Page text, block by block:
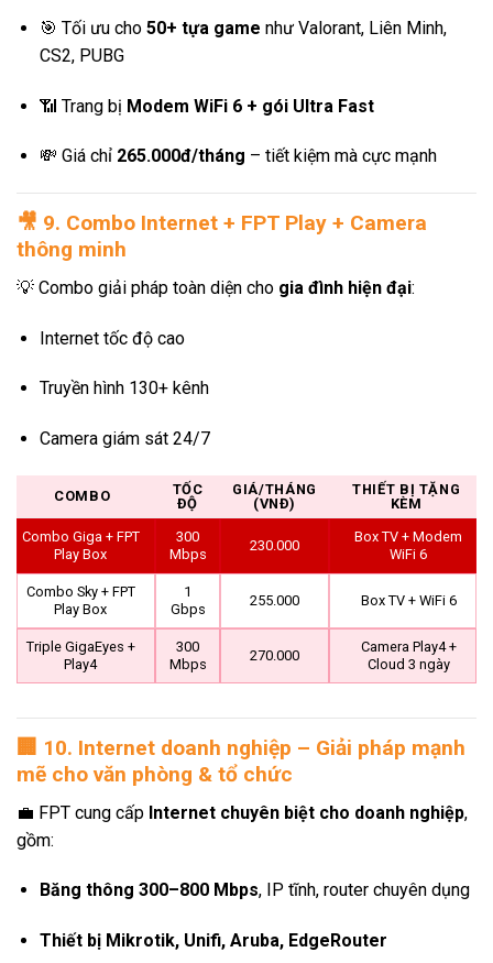
🎯 Tối ưu cho 50+ tựa game như Valorant, Liên Minh,
CS2, PUBG
📶 Trang bị Modem WiFi 6 + gói Ultra Fast
💸 Giá chỉ 265.000đ/tháng – tiết kiệm mà cực mạnh
🎥 9. Combo Internet + FPT Play + Camera
thông minh
💡 Combo giải pháp toàn diện cho gia đình hiện đại:
Internet tốc độ cao
Truyền hình 130+ kênh
Camera giám sát 24/7
COMBO
TỐC
ĐỘ
GIÁ/THÁNG
(VNĐ)
THIẾT BỊ TẶNG
KÈM
Combo Giga + FPT
Play Box
300
Mbps
230.000
Box TV + Modem
WiFi 6
Combo Sky + FPT
Play Box
1
Gbps
255.000 Box TV + WiFi 6
Triple GigaEyes +
Play4
300
Mbps
270.000
Camera Play4 +
Cloud 3 ngày
🏢 10. Internet doanh nghiệp – Giải pháp mạnh
mẽ cho văn phòng & tổ chức
💼 FPT cung cấp Internet chuyên biệt cho doanh nghiệp,
gồm:
Băng thông 300–800 Mbps, IP tĩnh, router chuyên dụng
Thiết bị Mikrotik, Unifi, Aruba, EdgeRouter